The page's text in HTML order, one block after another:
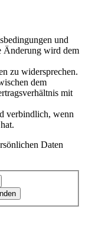
und
Änderung wird dem
zu widersprechen.
dem
mit
verbindlich, wenn
Daten